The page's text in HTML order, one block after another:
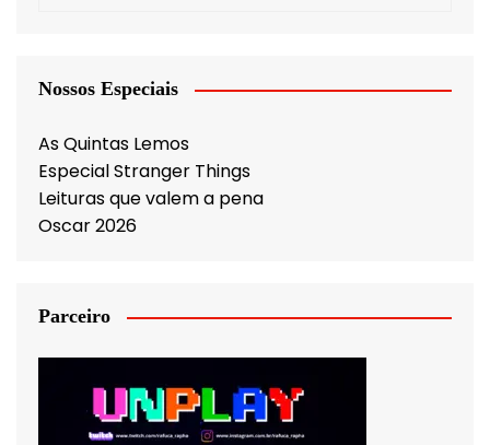
Nossos Especiais
As Quintas Lemos
Especial Stranger Things
Leituras que valem a pena
Oscar 2026
Parceiro